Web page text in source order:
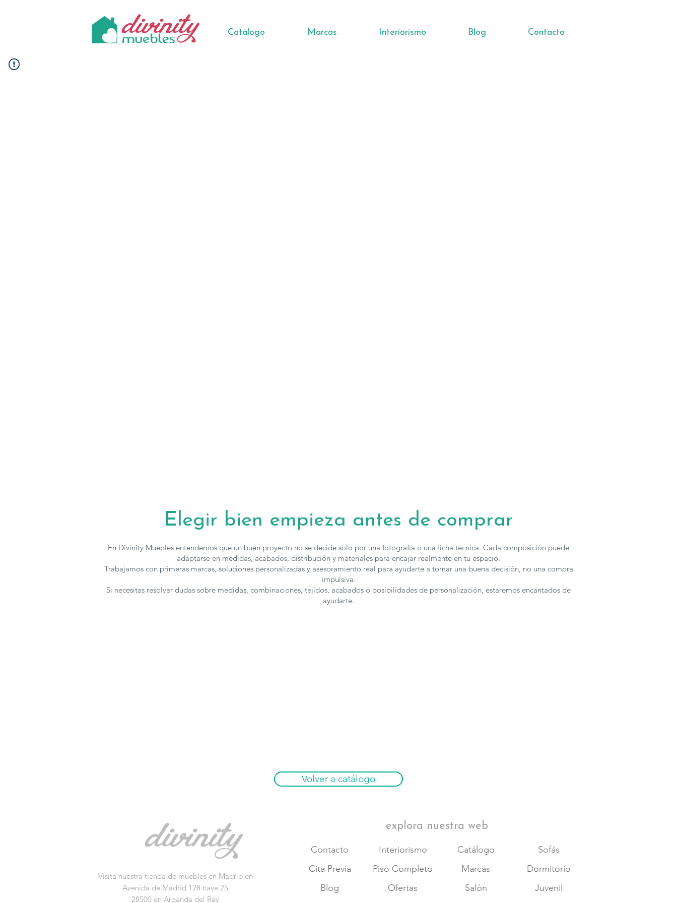
Catálogo Marcas Interiorismo Blog Contacto
Elegir bien empieza antes de comprar
En Divinity Muebles entendemos que un buen proyecto no se decide solo por una fotografía o una ficha técnica. Cada composición puede
adaptarse en medidas, acabados, distribución y materiales para encajar realmente en tu espacio.
Trabajamos con primeras marcas, soluciones personalizadas y asesoramiento real para ayudarte a tomar una buena decisión, no una compra
impulsiva.
Si necesitas resolver dudas sobre medidas, combinaciones, tejidos, acabados o posibilidades de personalización, estaremos encantados de
ayudarte.
Volver a catálogo
Visita nuestra tienda de muebles en Madrid en
Avenida de Madrid 128 nave 25
28500 en Arganda del Rey
Contacto
Cita Previa
Blog
Interiorismo
Piso Completo
Ofertas
Catálogo
Marcas
Salón
explora nuestra web
Sofás
Dormitorio
Juvenil